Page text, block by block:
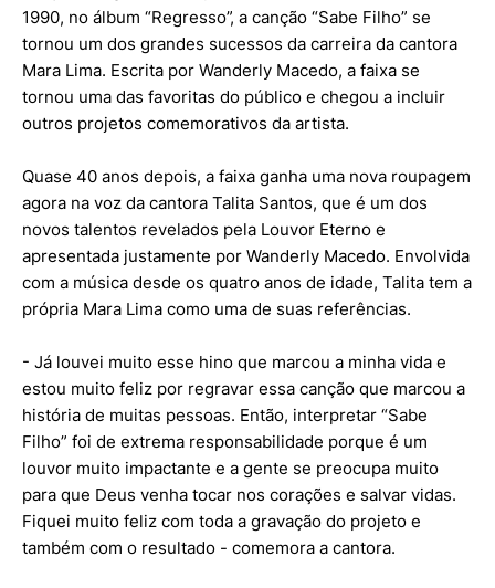
1990, no álbum “Regresso”, a canção “Sabe Filho” se
tornou um dos grandes sucessos da carreira da cantora
Mara Lima. Escrita por Wanderly Macedo, a faixa se
tornou uma das favoritas do público e chegou a incluir
outros projetos comemorativos da artista.
Quase 40 anos depois, a faixa ganha uma nova roupagem
agora na voz da cantora Talita Santos, que é um dos
novos talentos revelados pela Louvor Eterno e
apresentada justamente por Wanderly Macedo. Envolvida
com a música desde os quatro anos de idade, Talita tem a
própria Mara Lima como uma de suas referências.
- Já louvei muito esse hino que marcou a minha vida e
estou muito feliz por regravar essa canção que marcou a
história de muitas pessoas. Então, interpretar “Sabe
Filho” foi de extrema responsabilidade porque é um
louvor muito impactante e a gente se preocupa muito
para que Deus venha tocar nos corações e salvar vidas.
Fiquei muito feliz com toda a gravação do projeto e
também com o resultado - comemora a cantora.